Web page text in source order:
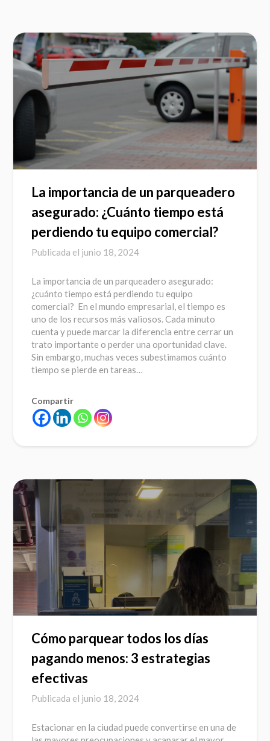
La importancia de un parqueadero
asegurado: ¿Cuánto tiempo está
perdiendo tu equipo comercial?
Publicada el junio 18, 2024
La importancia de un parqueadero asegurado:
¿cuánto tiempo está perdiendo tu equipo
comercial? En el mundo empresarial, el tiempo es
uno de los recursos más valiosos. Cada minuto
cuenta y puede marcar la diferencia entre cerrar un
trato importante o perder una oportunidad clave.
Sin embargo, muchas veces subestimamos cuánto
tiempo se pierde en tareas…
Compartir
Cómo parquear todos los días
pagando menos: 3 estrategias
efectivas
Publicada el junio 18, 2024
Estacionar en la ciudad puede convertirse en una de